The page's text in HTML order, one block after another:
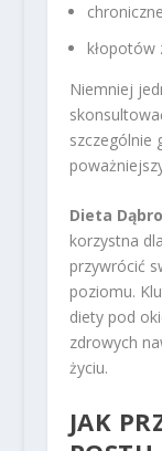
kłopotów
Niemniej
szczególnie
Dieta
korzystna
przywrócić
poziomu.
diety pod
zdrowych
życiu.
JAK